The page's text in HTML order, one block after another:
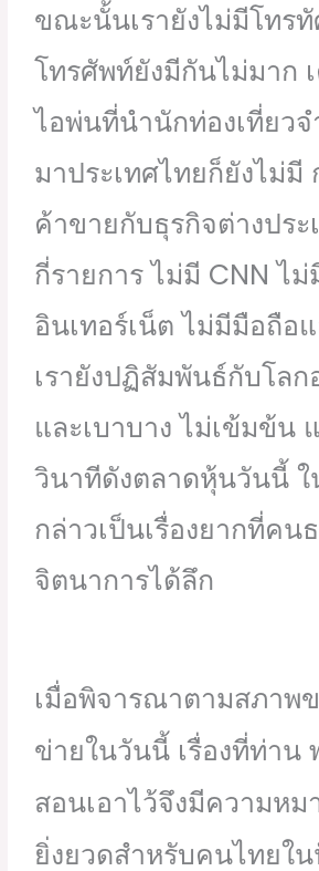
ขณะนั้นเรายังไม่มีโทร
โทรศัพท์ยังมีกันไม่มาก
ไอพ่นที่นำนักท่องเที่ยว
มาประเทศไทยก็ยังไม่มี
ค้าขายกับธุรกิจต่างประ
กี่รายการ ไม่มี CNN ไม่
อินเทอร์เน็ต ไม่มีมือถือ
เรายังปฏิสัมพันธ์กับโลก
และเบาบาง ไม่เข้มข้น
วินาทีดังตลาดหุ้นวันนี้ ใ
กล่าวเป็นเรื่องยากที่คน
จิตนาการได้ลึก
เมื่อพิจารณาตามสภาพข
ข่ายในวันนี้ เรื่องที่ท่าน
สอนเอาไว้จึงมีความหม
ยิ่งยวดสำหรับคนไทยใ